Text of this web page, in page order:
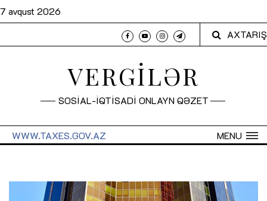
7 avqust 2026
AXTARIŞ
VERGİLƏR
SOSİAL-İQTİSADİ ONLAYN QƏZET
MENU
WWW.TAXES.GOV.AZ